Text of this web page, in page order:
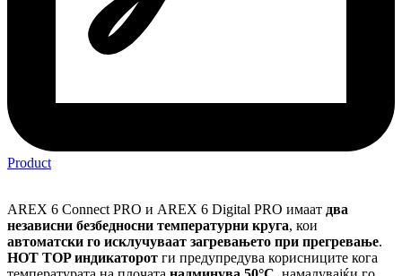
Product
AREX 6 Connect PRO и AREX 6 Digital PRO имаат два
независни безбедносни температурни круга, кои
автоматски го исклучуваат загревањето при прегревање.
HOT TOP индикаторот ги предупредува корисниците кога